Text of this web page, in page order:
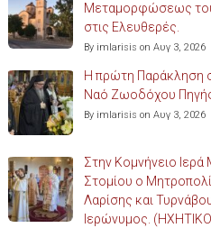
Μεταμορφώσεως
στις Ελευθερές.
By imlarisis on Αυγ 3, 2026
Η πρώτη Παράκληση
Ναό Ζωοδόχου
By imlarisis on Αυγ 3, 2026
Στην Κομνήνειο Ιερά
Στομίου ο
Λαρίσης και
Ιερώνυμος.